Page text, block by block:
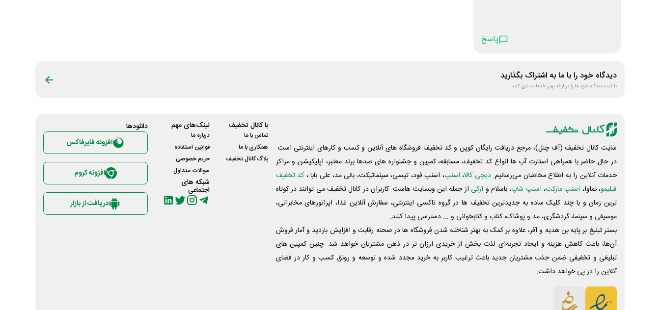
پاسخ
دیدگاه خود را با ما به اشتراک بگذارید
با ثبت دیدگاه خود ما را در ارائه بهتر خدمات یاری کنید
سایت کانال تخفیف (آف چنل)، مرجع دریافت رایگان کوپن و کد تخفیف فروشگاه های آنلاین و کسب و‌ کارهای اینترنتی است.
در حال حاضر با همراهی استارت آپ ها انواع کد تخفیف، مسابقه، کمپین و جشنواره های صدها برند معتبر، اپلیکیشن و مراکز
خدمات آنلاین را به اطلاع مخاطبان می‌رسانیم. دیجی کالا، اسنپ، اسنپ فود، تپسی، سینماتیکت، بانی مد، علی‌ بابا ، کد تخفیف
فیلیمو، نماوا، اسنپ مارکت، اسنپ شاپ، باسلام و ازکی از جمله این وبسایت ‌هاست. کاربران در کانال تخفیف می توانند در کوتاه
ترین زمان و با چند کلیک ساده به جدیدترین تخفیف ها در گروه تاکسی اینترنتی، سفارش آنلاین غذا، اپراتورهای مخابراتی،
موسیقی و سینما، گردشگری، مد و پوشاک، کتاب و کتابخوانی و ... دسترسی پیدا کنند.
بستر تبلیغ بر پایه بن هدیه و آفر، علاوه بر کمک به بهتر شناخته شدن فروشگاه ها در صحنه رقابت و افزایش بازدید و آمار فروش
آن‌ها، باعث کاهش هزینه و ایجاد تجربه‌ای لذت بخش از خریدی ارزان تر در ذهن مشتریان خواهد شد. چنین کمپین های
تبلیغی و تخفیفی ضمن جذب مشتریان جدید باعث ترغیب کاربر به خرید مجدد شده و توسعه و رونق کسب و کار در فضای
آنلاین را در پی خواهد داشت.
با کانال تخفیف
تماس با ما
همکاری با ما
بلاگ کانال تخفیف
لینک‌های مهم
درباره ما
قوانین استفاده
حریم خصوصی
سوالات متداول
شبکه های
اجتماعی
دانلود‌ها
افزونه فایرفاکس
افزونه کروم
دریافت از بازار